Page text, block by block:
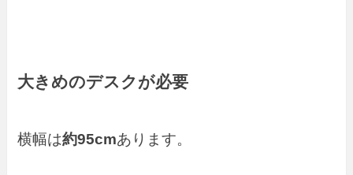
大きめのデスクが必要
横幅は約95cmあります。